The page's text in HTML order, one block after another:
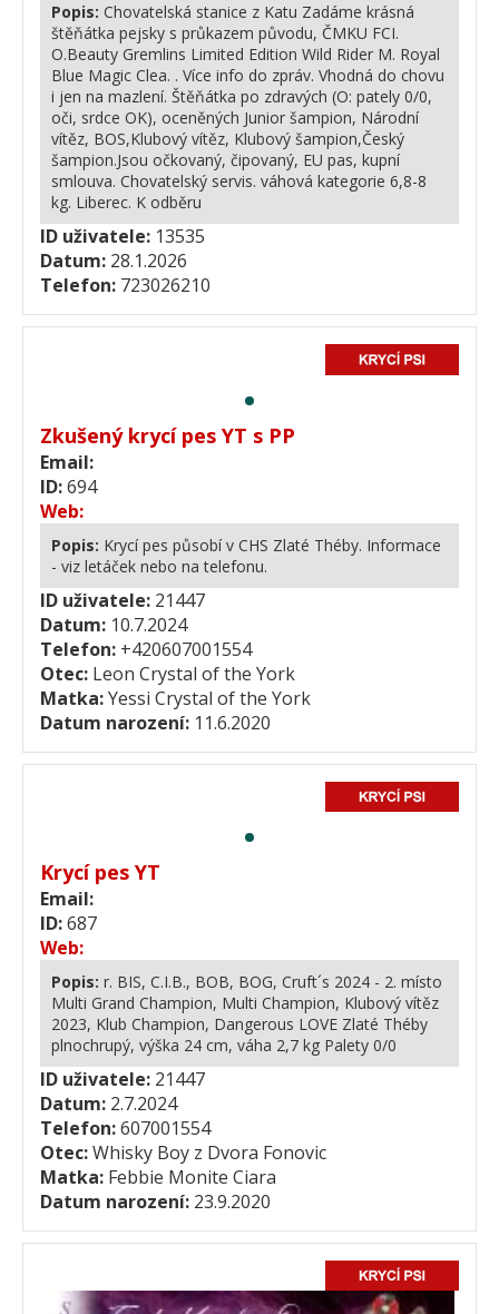
Popis: Chovatelská stanice z Katu Zadáme krásná
štěňátka pejsky s průkazem původu, ČMKU FCI.
O.Beauty Gremlins Limited Edition Wild Rider M. Royal
Blue Magic Clea. . Více info do zpráv. Vhodná do chovu
i jen na mazlení. Štěňátka po zdravých (O: pately 0/0,
oči, srdce OK), oceněných Junior šampion, Národní
vítěz, BOS,Klubový vítěz, Klubový šampion,Český
šampion.Jsou očkovaný, čipovaný, EU pas, kupní
smlouva. Chovatelský servis. váhová kategorie 6,8-8
kg. Liberec. K odběru
ID uživatele: 13535
Datum: 28.1.2026
Telefon: 723026210
Zkušený krycí pes YT s PP
Email:
ID:694
Web:
Popis: Krycí pes působí v CHS Zlaté Théby. Informace
- viz letáček nebo na telefonu.
ID uživatele: 21447
Datum: 10.7.2024
Telefon: +420607001554
Otec: Leon Crystal of the York
Matka:Yessi Crystal of the York
Datum narození: 11.6.2020
Krycí pes YT
Email:
ID:687
Web:
Popis: r. BIS, C.I.B., BOB, BOG, Cruft´s 2024 - 2. místo
Multi Grand Champion, Multi Champion, Klubový vítěz
2023, Klub Champion, Dangerous LOVE Zlaté Théby
plnochrupý, výška 24 cm, váha 2,7 kg Palety 0/0
ID uživatele: 21447
Datum: 2.7.2024
Telefon:607001554
Otec:Whisky Boy z Dvora Fonovic
Matka: Febbie Monite Ciara
Datum narození: 23.9.2020